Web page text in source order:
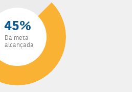
45%
Da meta
alcançada